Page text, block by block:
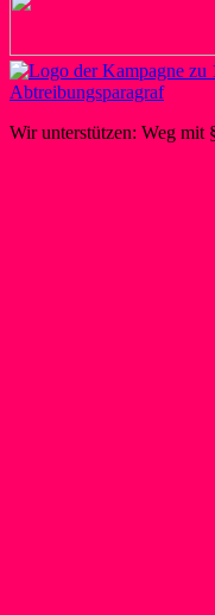
Wir unterstützen: Weg mit